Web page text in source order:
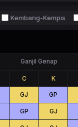
Kembang-Kempis
Ganjil Genap
C K
GJ GP
GP GJ